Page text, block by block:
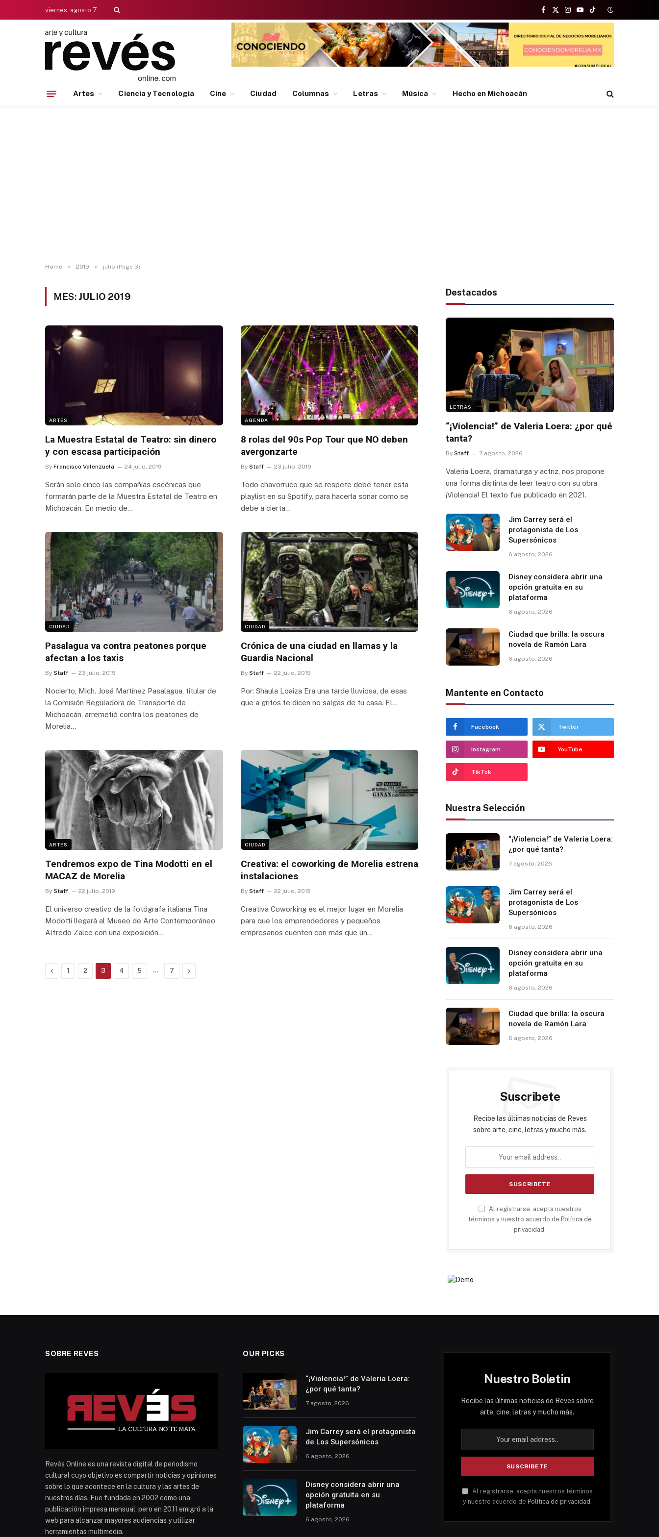
viernes, agosto 7
Facebook
X
(Twitter)
Instagram
YouTubeTikTok
Artes Ciencia y Tecnologia Cine Ciudad Columnas Letras Música Hecho en Michoacán
Home » 2019 » julio (Page 3)
MES: JULIO 2019
ARTES
La Muestra Estatal de Teatro: sin dinero
y con escasa participación
By Francisco Valenzuela 24 julio, 2019
Serán solo cinco las compañías escénicas que
formarán parte de la Muestra Estatal de Teatro en
Michoacán. En medio de…
AGENDA
8 rolas del 90s Pop Tour que NO deben
avergonzarte
By Staff 23 julio, 2019
Todo chavorruco que se respete debe tener esta
playlist en su Spotify, para hacerla sonar como se
debe a cierta…
CIUDAD
Pasalagua va contra peatones porque
afectan a los taxis
By Staff 23 julio, 2019
Nocierto, Mich. José Martínez Pasalagua, titular de
la Comisión Reguladora de Transporte de
Michoacán, arremetió contra los peatones de
Morelia…
CIUDAD
Crónica de una ciudad en llamas y la
Guardia Nacional
By Staff 22 julio, 2019
Por: Shaula Loaiza Era una tarde lluviosa, de esas
que a gritos te dicen no salgas de tu casa. El…
ARTES
Tendremos expo de Tina Modotti en el
MACAZ de Morelia
By Staff 22 julio, 2019
El universo creativo de la fotógrafa italiana Tina
Modotti llegará al Museo de Arte Contemporáneo
Alfredo Zalce con una exposición…
CIUDAD
Creativa: el coworking de Morelia estrena
instalaciones
By Staff 22 julio, 2019
Creativa Coworking es el mejor lugar en Morelia
para que los emprendedores y pequeños
empresarios cuenten con más que un…
Previous
1 2 3 4 5 … 7 Next
Destacados
LETRAS
“¡Violencia!” de Valeria Loera: ¿por qué
tanta?
By Staff 7 agosto, 2026
Valeria Loera, dramaturga y actriz, nos propone
una forma distinta de leer teatro con su obra
¡Violencia! El texto fue publicado en 2021.
Jim Carrey será el
protagonista de Los
Supersónicos
6 agosto, 2026
Disney considera abrir una
opción gratuita en su
plataforma
6 agosto, 2026
Ciudad que brilla: la oscura
novela de Ramón Lara
6 agosto, 2026
Mantente en Contacto
Facebook Twitter
Instagram YouTube
TikTok
Nuestra Selección
“¡Violencia!” de Valeria Loera:
¿por qué tanta?
7 agosto, 2026
Jim Carrey será el
protagonista de Los
Supersónicos
6 agosto, 2026
Disney considera abrir una
opción gratuita en su
plataforma
6 agosto, 2026
Ciudad que brilla: la oscura
novela de Ramón Lara
6 agosto, 2026
Suscribete
Recibe las últimas noticias de Reves
sobre arte, cine, letras y mucho más.
Al registrarse, acepta nuestros
términos y nuestro acuerdo de Política de
privacidad
SOBRE REVES
Revés Online es una revista digital de periodismo
cultural cuyo objetivo es compartir noticias y opiniones
sobre lo que acontece en la cultura y las artes de
nuestros días. Fue fundada en 2002 como una
publicación impresa mensual, pero en 2011 emigró a la
web para alcanzar mayores audiencias y utilizar
herramientas multimedia.
OUR PICKS
“¡Violencia!” de Valeria Loera:
¿por qué tanta?
7 agosto, 2026
Jim Carrey será el protagonista
de Los Supersónicos
6 agosto, 2026
Disney considera abrir una
opción gratuita en su
plataforma
6 agosto, 2026
Nuestro Boletin
Recibe las últimas noticias de Reves sobre
arte, cine, letras y mucho más.
Al registrarse, acepta nuestros términos
y nuestro acuerdo de Política de privacidad